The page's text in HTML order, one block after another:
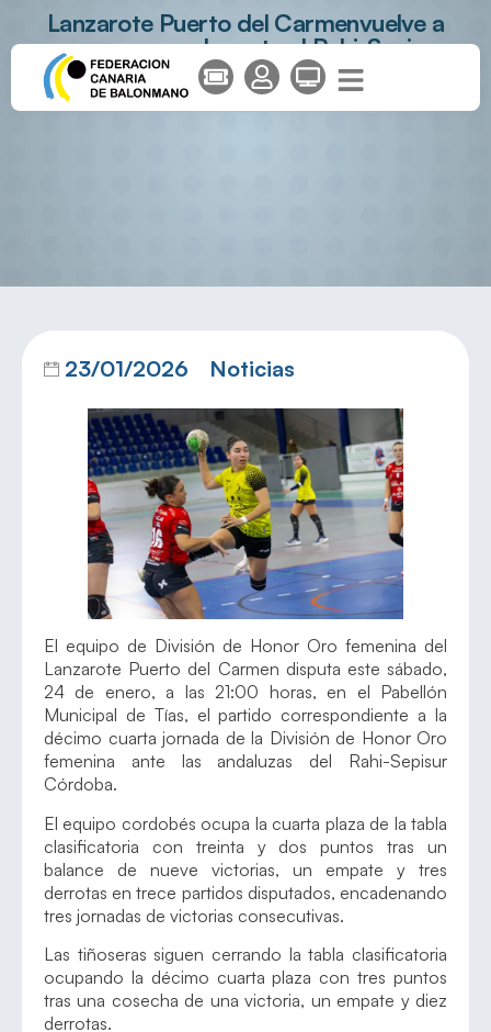
Lanzarote Puerto del Carmenvuelve a
ponerse a prueba ante el Rahi-Sepisur
Córdoba
23/01/2026 Noticias
El equipo de División de Honor Oro femenina del
Lanzarote Puerto del Carmen disputa este sábado,
24 de enero, a las 21:00 horas, en el Pabellón
Municipal de Tías, el partido correspondiente a la
décimo cuarta jornada de la División de Honor Oro
femenina ante las andaluzas del Rahi-Sepisur
Córdoba.
El equipo cordobés ocupa la cuarta plaza de la tabla
clasificatoria con treinta y dos puntos tras un
balance de nueve victorias, un empate y tres
derrotas en trece partidos disputados, encadenando
tres jornadas de victorias consecutivas.
Las tiñoseras siguen cerrando la tabla clasificatoria
ocupando la décimo cuarta plaza con tres puntos
tras una cosecha de una victoria, un empate y diez
derrotas.